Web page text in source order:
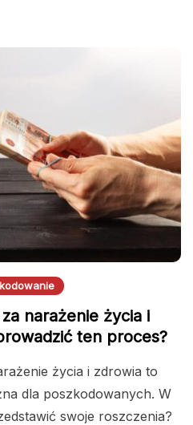
narażenie życia i
ten proces?
życia i zdrowia to
dla poszkodowanych. W
swoje roszczenia?